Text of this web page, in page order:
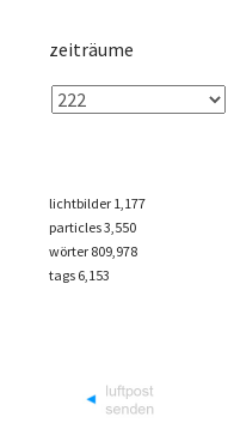
zeiträume
lichtbilder 1,177
particles3,550
wörter 809,978
tags 6,153